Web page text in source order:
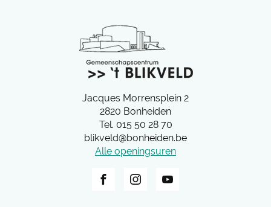
Adres
Jacques Morrensplein 2
2820 Bonheiden
Tel.
015 50 28 70
E-
mail
blikveld@bonheiden.be
Alle openingsuren
FacebookInstagramYouTube